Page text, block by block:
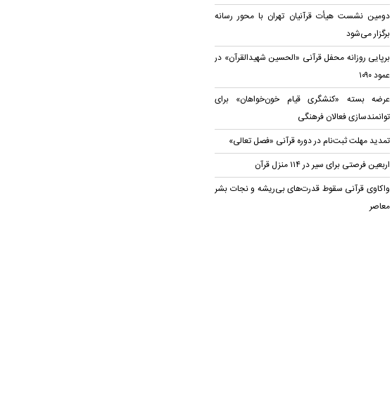
دومین نشست هیأت قرآنیان تهران با محور رسانه
برگزار می‌شود
برپایی روزانه محفل قرآنی «الحسین شهیدالقرآن» در
عمود ۱۰۹۰
عرضه بسته «کنشگری قیام خون‌خواهان» برای
توانمندسازی فعالان فرهنگی
تمدید مهلت ثبت‌نام در دوره قرآنی «فصل تعالی»
اربعین فرصتی برای سیر در ۱۱۴ منزل قرآن
واکاوی قرآنی سقوط قدرت‌های بی‌ریشه و نجات بشر
معاصر